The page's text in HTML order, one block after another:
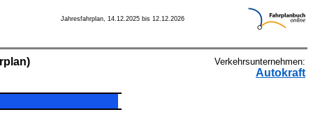
Jahresfahrplan, 14.12.2025 bis 12.12.2026
Verkehrsunternehmen:
Autokraft